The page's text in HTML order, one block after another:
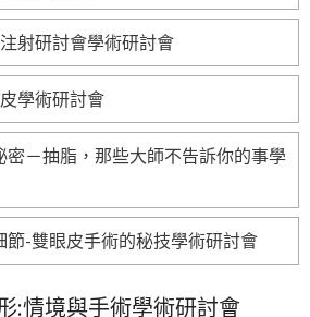
射研討會學術研討會
學術研討會
－抽脂，那些大師不告訴你的事學
-雙眼皮手術的秘技學術研討會
:情境與手術學術研討會